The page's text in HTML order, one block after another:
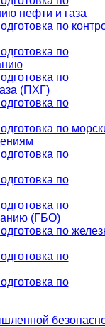
нефти и газа
по
по
по
(ПХГ)
по
по
по
по
по
(ГБО)
по
по
по